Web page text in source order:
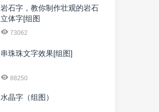
岩石字，教你制作壮观的岩石
立体字[组图
73062
串珠珠文字效果[组图]
88250
水晶字（组图）